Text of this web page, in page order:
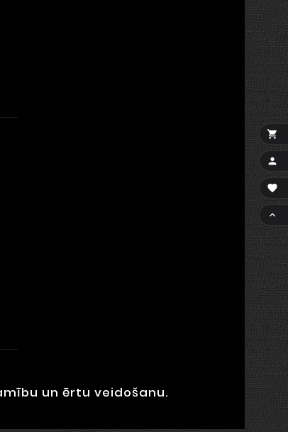
un ērtu veidošanu.



